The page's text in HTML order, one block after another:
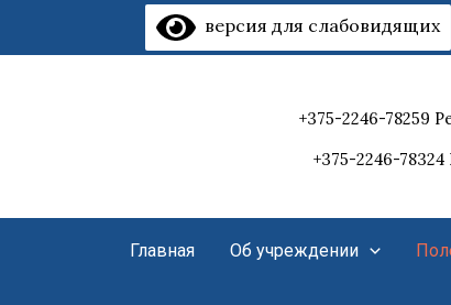
версия для слабовидящих
+375-2246-78259
+375-2246-
Главная Об учреждении